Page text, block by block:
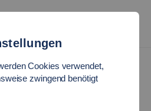
Cookies verwendet,
zwingend benötigt